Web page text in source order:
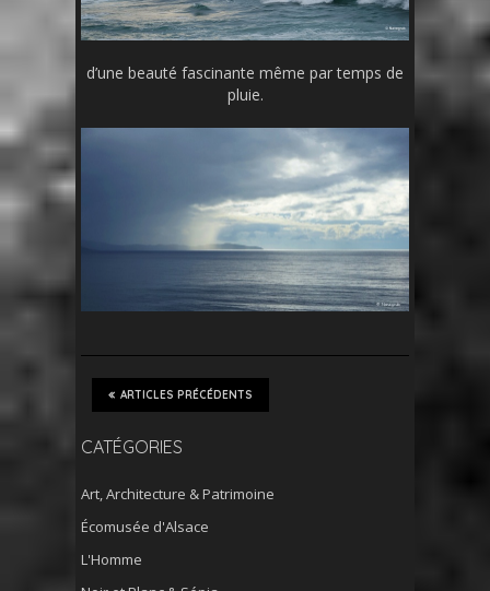
d’une beauté fascinante même par temps de
pluie.
ARTICLES PRÉCÉDENTS
CATÉGORIES
Art, Architecture & Patrimoine
Écomusée d'Alsace
L'Homme